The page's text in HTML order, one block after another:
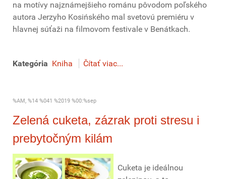
na motívy najznámejšieho románu pôvodom poľského
autora Jerzyho Kosińského mal svetovú premiéru v
hlavnej súťaži na filmovom festivale v Benátkach.
Kategória Kniha Čítať viac...
%AM, %14 %041 %2019 %00:%sep
Zelená cuketa, zázrak proti stresu i
prebytočným kilám
Cuketa je ideálnou